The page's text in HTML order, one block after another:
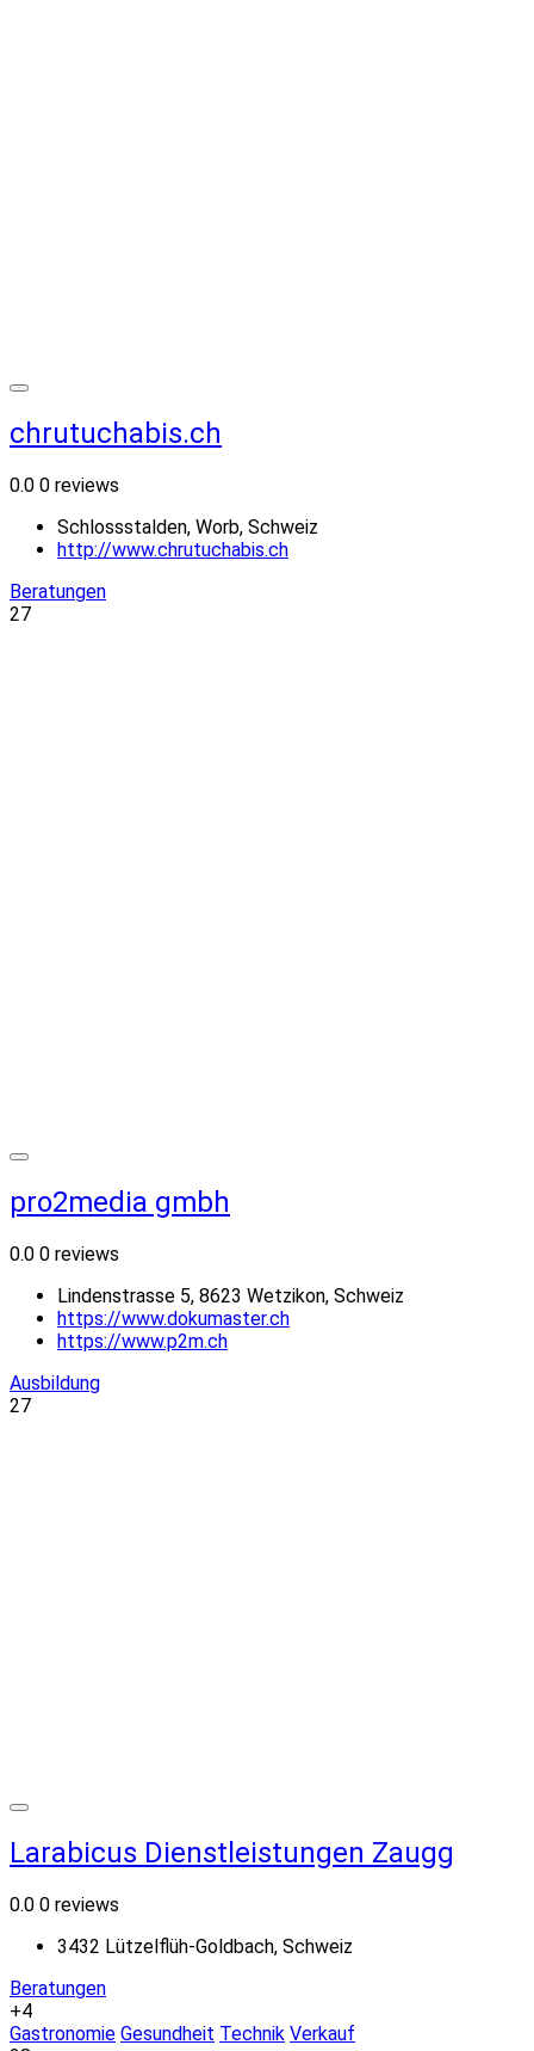
chrutuchabis.ch
0.0 0 reviews
Schlossstalden, Worb, Schweiz
http://www.chrutuchabis.ch
Beratungen
27
pro2media gmbh
0.0 0 reviews
Lindenstrasse 5, 8623 Wetzikon, Schweiz
https://www.dokumaster.ch
https://www.p2m.ch
Ausbildung
27
Larabicus Dienstleistungen Zaugg
0.0 0 reviews
3432 Lützelflüh-Goldbach, Schweiz
Beratungen
+4
Gastronomie Gesundheit Technik Verkauf